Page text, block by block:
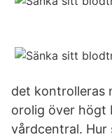
det kontrolleras
orolig över högt
vårdcentral.